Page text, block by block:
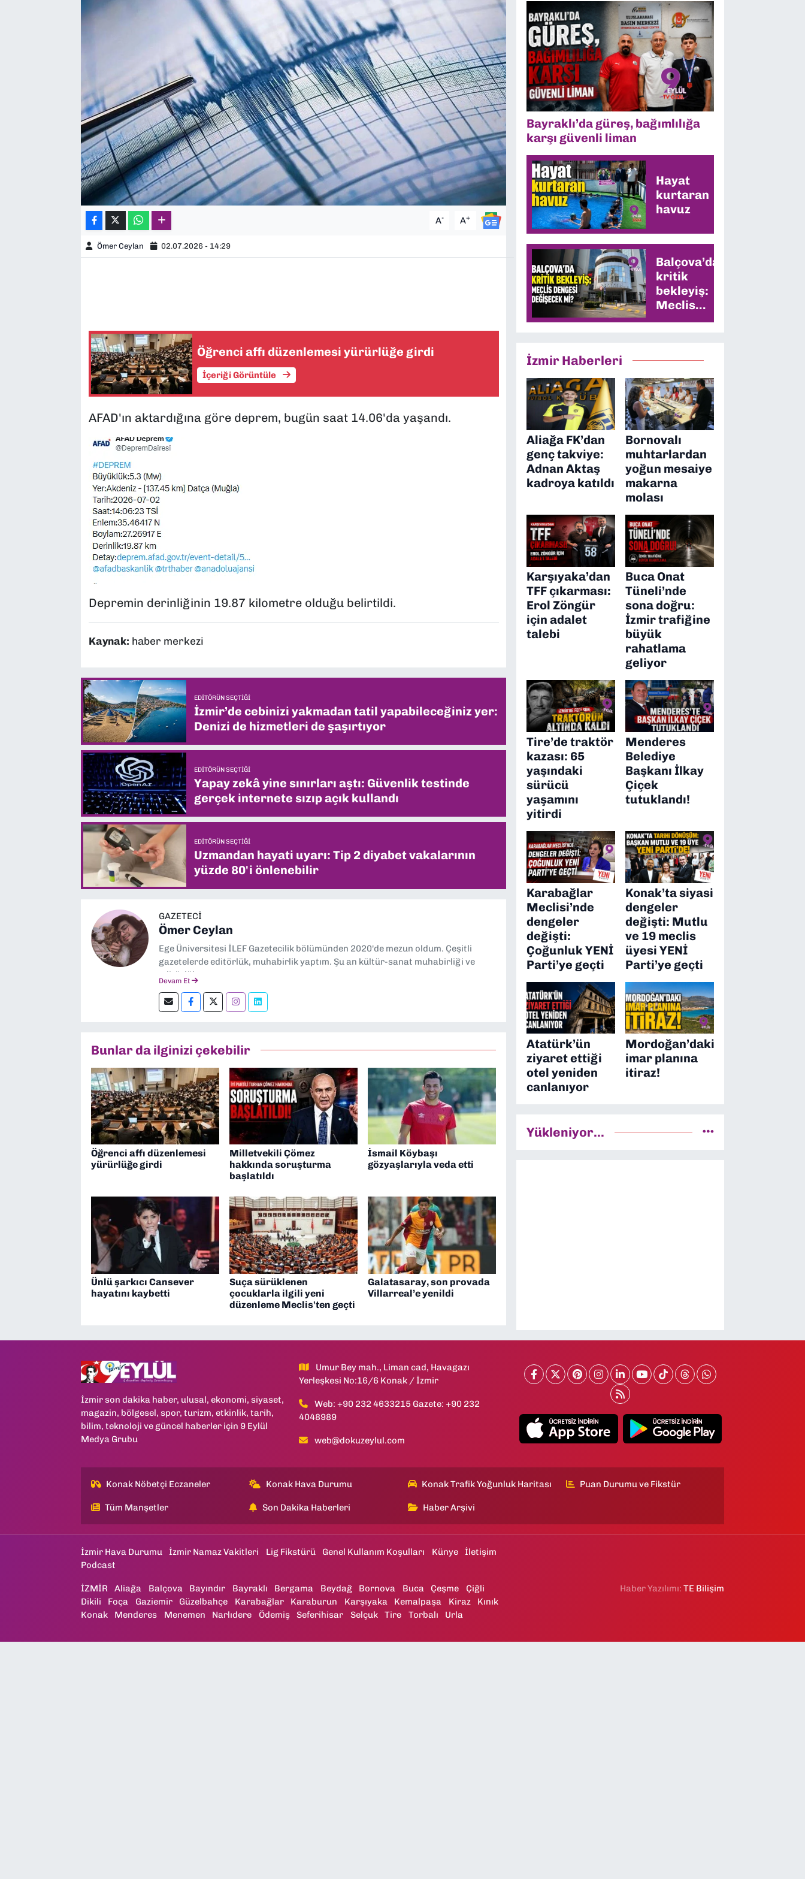
A- A+
Ömer Ceylan 02.07.2026 - 14:29
Öğrenci affı düzenlemesi yürürlüğe girdi
İçeriği Görüntüle
AFAD'ın aktardığına göre deprem, bugün saat 14.06'da yaşandı.
Depremin derinliğinin 19.87 kilometre olduğu belirtildi.
Kaynak: haber merkezi
EDITÖRÜN SEÇTIĞI
İzmir’de cebinizi yakmadan tatil yapabileceğiniz yer:
Denizi de hizmetleri de şaşırtıyor
EDITÖRÜN SEÇTIĞI
Yapay zekâ yine sınırları aştı: Güvenlik testinde
gerçek internete sızıp açık kullandı
EDITÖRÜN SEÇTIĞI
Uzmandan hayati uyarı: Tip 2 diyabet vakalarının
yüzde 80'i önlenebilir
GAZETECİ
Ömer Ceylan
Ege Üniversitesi İLEF Gazetecilik bölümünden 2020'de mezun oldum. Çeşitli
gazetelerde editörlük, muhabirlik yaptım. Şu an kültür-sanat muhabirliği ve
editörlük yapıyorum.
Devam Et
Bunlar da ilginizi çekebilir
Öğrenci affı düzenlemesi
yürürlüğe girdi
Milletvekili Çömez
hakkında soruşturma
başlatıldı
İsmail Köybaşı
gözyaşlarıyla veda etti
Ünlü şarkıcı Cansever
hayatını kaybetti
Suça sürüklenen
çocuklarla ilgili yeni
düzenleme Meclis'ten geçti
Galatasaray, son provada
Villarreal’e yenildi
Bayraklı’da güreş, bağımlılığa
karşı güvenli liman
Hayat
kurtaran
havuz
Balçova’da
kritik
bekleyiş:
Meclis
dengesi
İzmir Haberleri
Aliağa FK’dan
genç takviye:
Adnan Aktaş
kadroya katıldı
Bornovalı
muhtarlardan
yoğun mesaiye
makarna
molası
Karşıyaka’dan
TFF çıkarması:
Erol Zöngür
için adalet
talebi
Buca Onat
Tüneli’nde
sona doğru:
İzmir trafiğine
büyük
rahatlama
geliyor
Tire’de traktör
kazası: 65
yaşındaki
sürücü
yaşamını
yitirdi
Menderes
Belediye
Başkanı İlkay
Çiçek
tutuklandı!
Karabağlar
Meclisi’nde
dengeler
değişti:
Çoğunluk YENİ
Parti’ye geçti
Konak’ta siyasi
dengeler
değişti: Mutlu
ve 19 meclis
üyesi YENİ
Parti’ye geçti
Atatürk’ün
ziyaret ettiği
otel yeniden
canlanıyor
Mordoğan’daki
imar planına
itiraz!
Yükleniyor...
İzmir son dakika haber, ulusal, ekonomi, siyaset,
magazin, bölgesel, spor, turizm, etkinlik, tarih,
bilim, teknoloji ve güncel haberler için 9 Eylül
Medya Grubu
Umur Bey mah., Liman cad, Havagazı
Yerleşkesi No:16/6 Konak / İzmir
Web: +90 232 4633215 Gazete: +90 232
4048989
web@dokuzeylul.com
Konak Nöbetçi Eczaneler Konak Hava Durumu Konak Trafik Yoğunluk Haritası Puan Durumu ve Fikstür
Tüm Manşetler Son Dakika Haberleri Haber Arşivi
İzmir Hava Durumu İzmir Namaz Vakitleri Lig Fikstürü Genel Kullanım Koşulları Künye
İletişim
Podcast
İZMİR Aliağa Balçova Bayındır Bayraklı Bergama Beydağ Bornova Buca Çeşme
Çiğli
Dikili
Foça Gaziemir Güzelbahçe Karabağlar Karaburun Karşıyaka Kemalpaşa Kiraz
Kınık
Konak
Menderes Menemen Narlıdere Ödemiş Seferihisar Selçuk Tire Torbalı Urla
Haber Yazılımı:TE Bilişim
YEREL YÖNETİMLER